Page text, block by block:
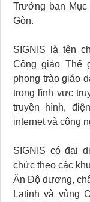
Trưởng ban Mục
Gòn.
SIGNIS là tên
Công giáo Thế
phong trào giáo
trong lĩnh vực
truyền hình,
internet và công
SIGNIS có đại
chức theo các
Ấn Độ dương,
Latinh và vùng